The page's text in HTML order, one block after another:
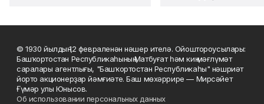
© 1930 йылдың 12 февраленән нәшер ителә. Ойоштороусылары:
Башҡортостан Республикаһының Матбуғат һәм киң мәғлүмәт
саралары агентлығы, "Башҡортостан Республикаһы" нәшриәт
йорто акционерҙар йәмғиәте. Баш мөхәррире — Мирсәйет
Ғүмәр улы Юнысов.
Об использовании персональных данных